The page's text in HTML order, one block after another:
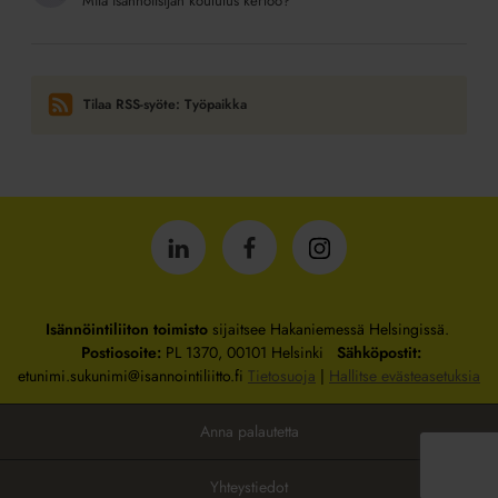
Tilaa RSS-syöte: Työpaikka
IsännöintiliittoIsännöintiliittoIsännöintiliitto
Isännöintiliiton toimistosijaitsee Hakaniemessä Helsingissä.
Postiosoite: PL 1370, 00101 Helsinki Sähköpostit:
etunimi.sukunimi@isannointiliitto.fi Tietosuoja | Hallitse evästeasetuksia
Anna palautetta
Yhteystiedot